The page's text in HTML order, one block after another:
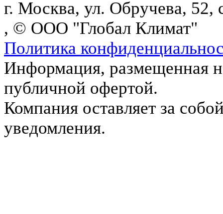
г. Москва, ул. Обручева, 52,
, © ООО "Глобал Климат"
Политика
Информация, размещенная
публичной офертой.
Компания оставляет за
уведомления.